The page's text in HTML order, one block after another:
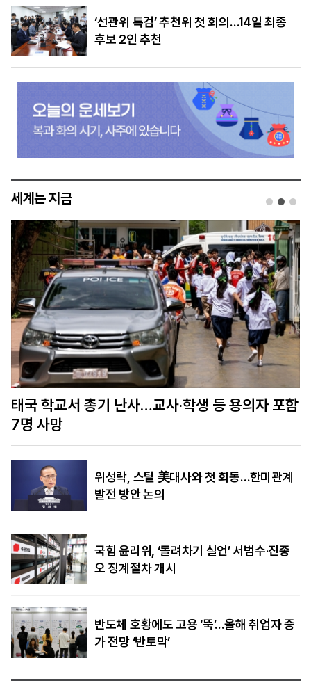
‘선관위 특검’ 추천위 첫 회의…14일 최종
후보 2인 추천
세계는 지금
美정보당국 “푸틴, 수년 내 나토 회원국 공격할 수
도…결속력 시험”
위성락, 스틸 美대사와 첫 회동…한미관계
발전 방안 논의
국힘 윤리위, ‘돌려차기 실언’ 서범수·진종
오 징계절차 개시
반도체 호황에도 고용 ‘뚝’…올해 취업자 증
가 전망 ‘반토막’